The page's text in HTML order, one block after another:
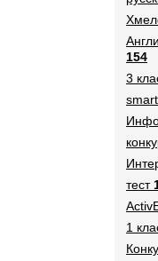
154
3
тест
1